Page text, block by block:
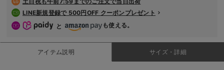
LINE新規登録で 500円OFF クーポンプレゼント
と
も使える。
アイテム説明 サイズ・詳細